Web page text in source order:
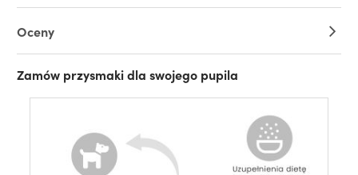
Oceny
Zamów przysmaki dla swojego pupila